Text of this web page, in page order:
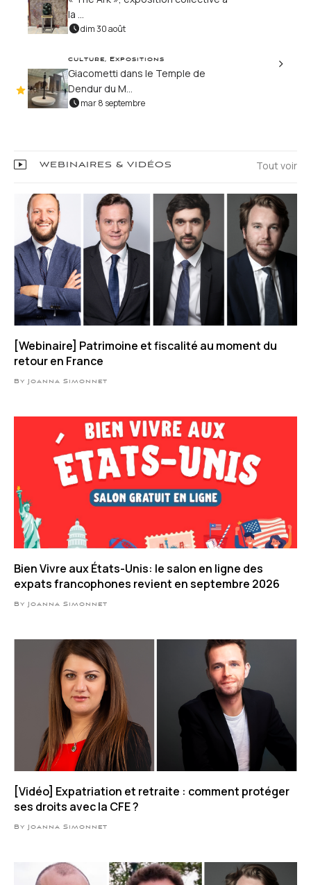
la ...
dim 30 août
culture, Expositions
Giacometti dans le Temple de
Dendur du M...
mar 8 septembre
WEBINAIRES & VIDÉOS Tout voir
[Webinaire] Patrimoine et fiscalité au moment du
retour en France
By Joanna Simonnet
Bien Vivre aux États-Unis: le salon en ligne des
expats francophones revient en septembre 2026
By Joanna Simonnet
[Vidéo] Expatriation et retraite : comment protéger
ses droits avec la CFE ?
By Joanna Simonnet